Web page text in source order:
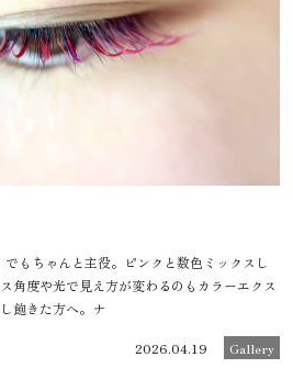
でもちゃんと主役。ピンクと数色ミックスし
角度や光で見え方が変わるのもカラーエクス
飽きた方へ。ナ
2026.04.19 Gallery